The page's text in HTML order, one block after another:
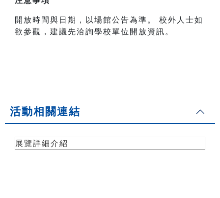
開放時間與日期，以場館公告為準。 校外人士如
欲參觀，建議先洽詢學校單位開放資訊。
活動相關連結
展覽詳細介紹